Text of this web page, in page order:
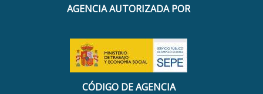
AGENCIA AUTORIZADA POR
CÓDIGO DE AGENCIA